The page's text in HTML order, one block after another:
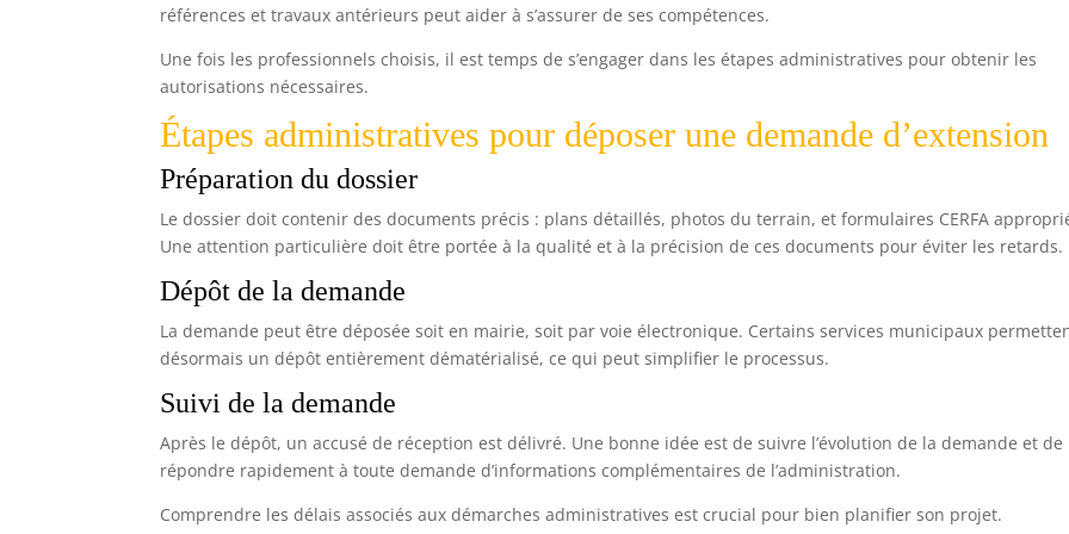
références et travaux antérieurs peut aider à s’assurer de ses compétences.
Une fois les professionnels choisis, il est temps de s’engager dans les étapes administratives pour obtenir les
autorisations nécessaires.
Étapes administratives pour déposer une demande d’extension
Préparation du dossier
Le dossier doit contenir des documents précis : plans détaillés, photos du terrain, et formulaires CERFA
Une attention particulière doit être portée à la qualité et à la précision de ces documents pour éviter les retards.
Dépôt de la demande
La demande peut être déposée soit en mairie, soit par voie électronique. Certains services municipaux
désormais un dépôt entièrement dématérialisé, ce qui peut simplifier le processus.
Suivi de la demande
Après le dépôt, un accusé de réception est délivré. Une bonne idée est de suivre l’évolution de la demande et de
répondre rapidement à toute demande d’informations complémentaires de l’administration.
Comprendre les délais associés aux démarches administratives est crucial pour bien planifier son projet.